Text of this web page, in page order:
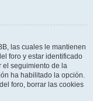
las cuales le mantienen
foro y estar identificado
el seguimiento de la
ha habilitado la opción.
foro, borrar las cookies